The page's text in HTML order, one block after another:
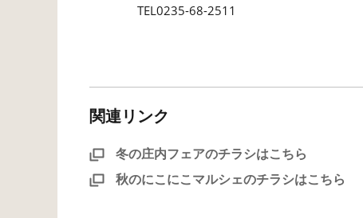
TEL0235-68-2511
関連リンク
冬の庄内フェアのチラシはこちら
秋のにこにこマルシェのチラシはこちら